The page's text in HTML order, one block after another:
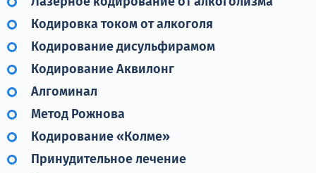
Кодировка током от алкоголя
Кодирование дисульфирамом
Кодирование Аквилонг
Алгоминал
Метод Рожнова
Кодирование «Колме»
Принудительное лечение